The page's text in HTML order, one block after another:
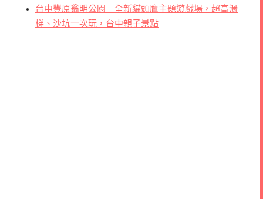
台中豐原翁明公園｜全新貓頭鷹主題遊戲場，超高滑
梯、沙坑一次玩，台中親子景點